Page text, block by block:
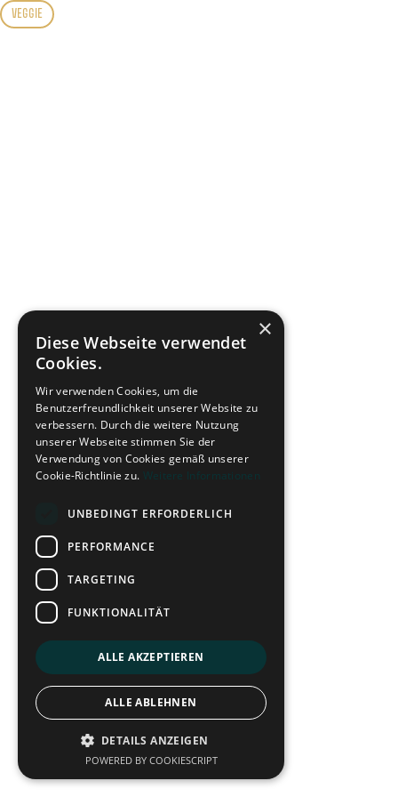
VEGGIE
×
Diese Webseite verwendet
Cookies.
Wir verwenden Cookies, um die
Benutzerfreundlichkeit unserer Website zu
verbessern. Durch die weitere Nutzung
unserer Webseite stimmen Sie der
Verwendung von Cookies gemäß unserer
Cookie-Richtlinie zu. Weitere Informationen
UNBEDINGT ERFORDERLICH
PERFORMANCE
TARGETING
FUNKTIONALITÄT
ALLE AKZEPTIEREN
ALLE ABLEHNEN
DETAILS ANZEIGEN
POWERED BY COOKIESCRIPT